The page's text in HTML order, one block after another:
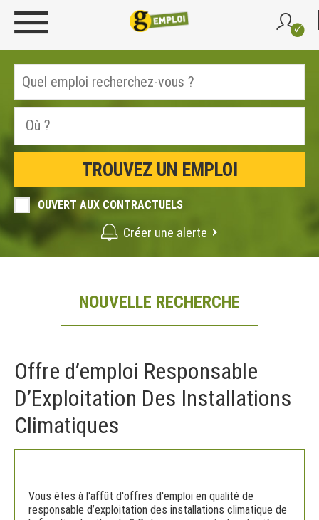
OUVERT AUX CONTRACTUELS
Créer une alerte
NOUVELLE RECHERCHE
Offre d’emploi Responsable
D’Exploitation Des Installations
Climatiques
Vous êtes à l'affût d'offres d'emploi en qualité de
responsable d’exploitation des installations climatique de